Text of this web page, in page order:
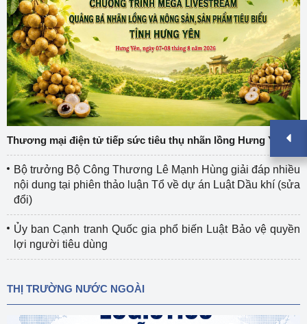
Thương mại điện tử tiếp sức tiêu thụ nhãn lồng Hưng Yên
Bộ trưởng Bộ Công Thương Lê Mạnh Hùng giải đáp nhiều
nội dung tại phiên thảo luận Tổ về dự án Luật Dầu khí (sửa
đổi)
Ủy ban Cạnh tranh Quốc gia phổ biến Luật Bảo vệ quyền
lợi người tiêu dùng
THỊ TRƯỜNG NƯỚC NGOÀI